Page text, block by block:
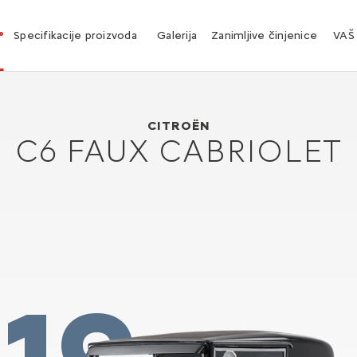
Specifikacije proizvoda Galerija Zanimljive činjenice
CITROËN
C6 FAUX CABRIOLET